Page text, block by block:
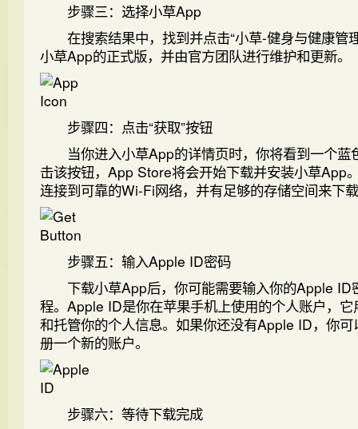
步骤三：选择小草App
在搜索结果中，找到并点击“小草-健身与健康管
小草App的正式版，并由官方团队进行维护和更新。
步骤四：点击“获取”按钮
当你进入小草App的详情页时，你将看到一个蓝
击该按钮，App Store将会开始下载并安装小草App
连接到可靠的Wi-Fi网络，并有足够的存储空间来下
步骤五：输入Apple ID密码
下载小草App后，你可能需要输入你的Apple ID
程。Apple ID是你在苹果手机上使用的个人账户，
和托管你的个人信息。如果你还没有Apple ID，你
册一个新的账户。
步骤六：等待下载完成